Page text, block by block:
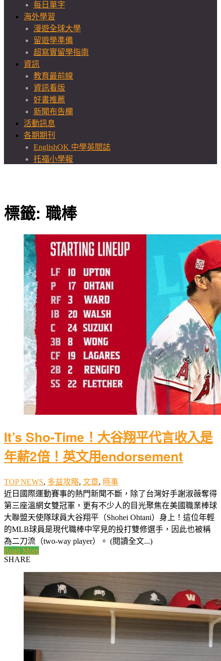
每日單字
海外學習
漫遊全球大學
留遊學準備
超寫實留學指南
資訊
教育最前線
資訊看版
好書推薦
新聞布告欄
活動訊息
各期期刊
EnglishOK 中學英閱誌
托福小學報
標籤: 職棒
It’s Sho-Time！大谷翔平代言收入是
年薪2倍！英文用endorsement
TOP NEWS, 多益攻略, 文章, 時事
近日國際運動賽事的熱門新聞不斷，除了台灣好手謝淑薇奪得
第三座溫網女雙冠軍，更有不少人的目光聚焦在美國職業棒球
大聯盟天使隊球員大谷翔平（Shohei Ohtani）身上！這位年輕
的MLB球員是現代職棒中罕見的投打雙修選手，因此也被稱
為二刀流（two-way player）。 (閱讀全文...)
Read More
SHARE